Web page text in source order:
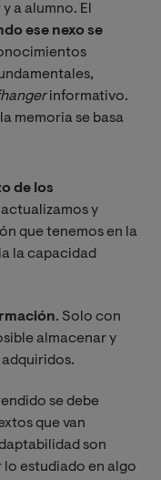
a alumno. El
ese nexo se
informativo.
memoria se basa
de los
y
que tenemos en la
la capacidad
. Solo con
almacenar y
se debe
que van
son
estudiado en algo